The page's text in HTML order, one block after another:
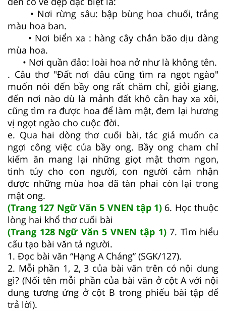
• Nơi rừng sâu: bập bùng hoa chuối, trắng
màu hoa ban.
• Nơi biển xa : hàng cây chắn bão dịu dàng
mùa hoa.
• Nơi quần đảo: loài hoa nở như là không tên.
. Câu thơ "Đất nơi đâu cũng tìm ra ngọt ngào"
muốn nói đến bầy ong rất chăm chỉ, giỏi giang,
đến nơi nào dù là mảnh đất khô cằn hay xa xôi,
cũng tìm ra được hoa để làm mật, đem lại hương
vị ngọt ngào cho cuộc đời.
e. Qua hai dòng thơ cuối bài, tác giả muốn ca
ngợi công việc của bầy ong. Bầy ong cham chỉ
kiếm ăn mang lại những giọt mật thơm ngon,
tinh túy cho con người, con người cảm nhận
được những mùa hoa đã tàn phai còn lại trong
mật ong.
(Trang 127 Ngữ Văn 5 VNEN tập 1) 6. Học thuộc
lòng hai khổ thơ cuối bài
(Trang 128 Ngữ Văn 5 VNEN tập 1)7. Tìm hiểu
cấu tạo bài văn tả người.
1. Đọc bài văn “Hạng A Cháng” (SGK/127).
2. Mỗi phần 1, 2, 3 của bài văn trên có nội dung
gì? (Nối tên mỗi phần của bài văn ở cột A với nội
dung tương ứng ở cột B trong phiếu bài tập để
trả lời).